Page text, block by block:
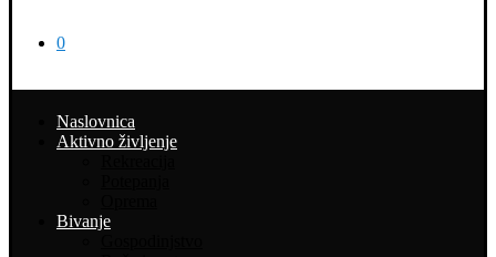
0
Naslovnica
Aktivno življenje
Bivanje